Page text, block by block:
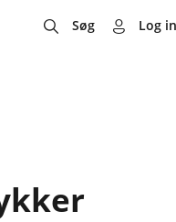
Søg Log